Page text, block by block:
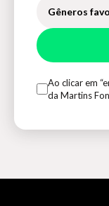
Gêneros
Ao clicar em
da Martins